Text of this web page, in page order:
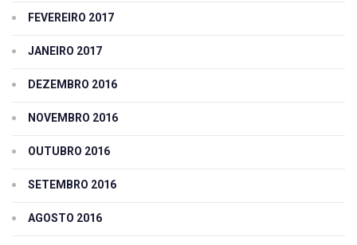
FEVEREIRO 2017
JANEIRO 2017
DEZEMBRO 2016
NOVEMBRO 2016
OUTUBRO 2016
SETEMBRO 2016
AGOSTO 2016